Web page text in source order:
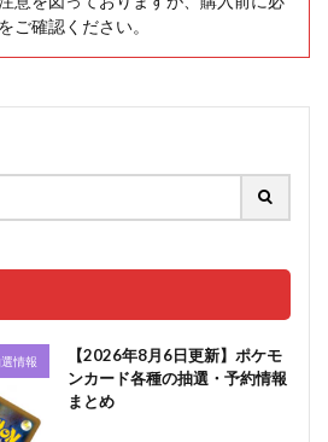
ご確認ください。
情報
【2026年8月6日更新】ポケモ
ンカード各種の抽選・予約情報
まとめ